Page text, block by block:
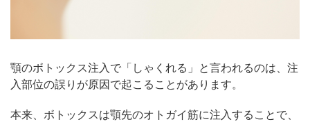
顎のボトックス注入で「しゃくれる」と言われるのは、注
入部位の誤りが原因で起こることがあります。
本来、ボトックスは顎先のオトガイ筋に注入することで、